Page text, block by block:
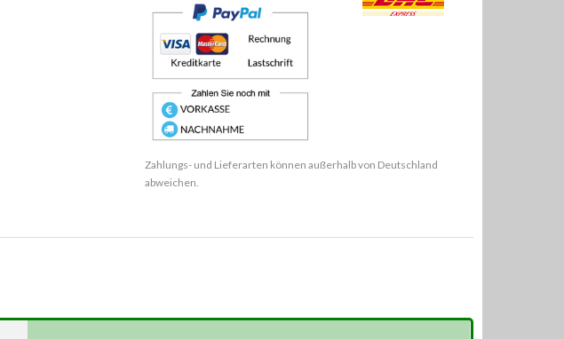
Zahlungs- und Lieferarten können außerhalb von Deutschland
abweichen.